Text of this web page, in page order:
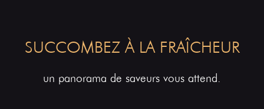
SUCCOMBEZ À LA FRAÎCHEUR
un panorama de saveurs vous attend.